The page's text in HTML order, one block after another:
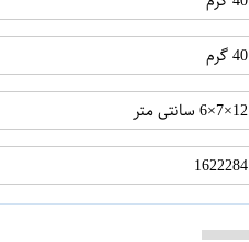
40 گرم
12×7×6 سانتی متر
1622284